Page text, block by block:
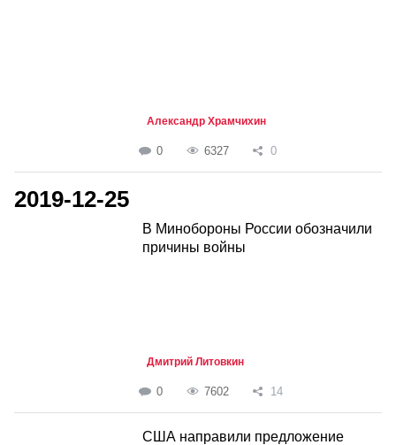
Александр Храмчихин
0 6327 0
2019-12-25
В Минобороны России обозначили
причины войны
Дмитрий Литовкин
0 7602 14
США направили предложение